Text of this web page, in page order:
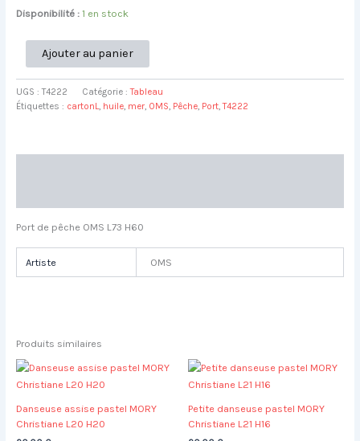
Disponibilité : 1 en stock
quantité
de
Port
de
pêche
H60
Ajouter au panier
UGS :T4222 Catégorie :Tableau
Étiquettes : cartonL, huile, mer, OMS, Pêche, Port,T4222
Port de pêche OMS L73 H60
Artiste OMS
Produits similaires
Danseuse assise pastel MORY
Christiane L20 H20
Petite danseuse pastel MORY
Christiane L21 H16